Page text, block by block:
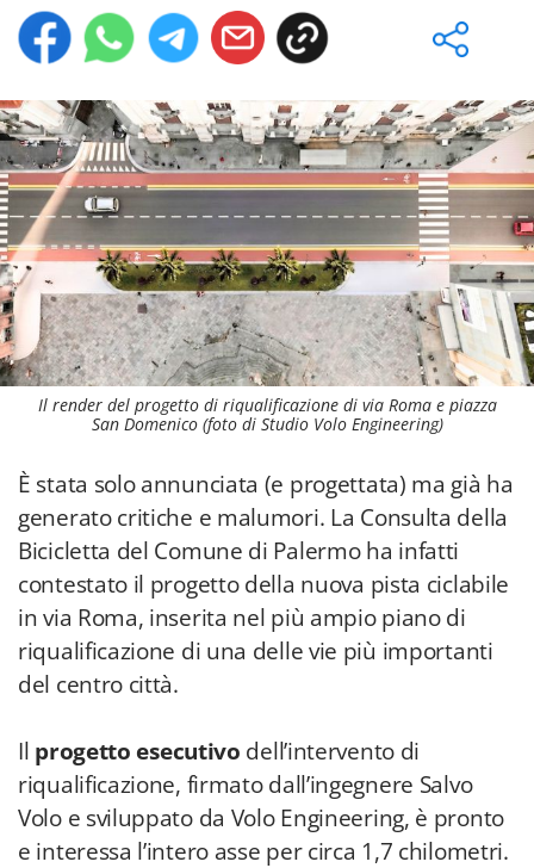
Il render del progetto di riqualificazione di via Roma e piazza
San Domenico (foto di Studio Volo Engineering)
È stata solo annunciata (e progettata) ma già ha
generato critiche e malumori. La Consulta della
Bicicletta del Comune di Palermo ha infatti
contestato il progetto della nuova pista ciclabile
in via Roma, inserita nel più ampio piano di
riqualificazione di una delle vie più importanti
del centro città.
Il progetto esecutivo dell’intervento di
riqualificazione, firmato dall’ingegnere Salvo
Volo e sviluppato da Volo Engineering, è pronto
e interessa l’intero asse per circa 1,7 chilometri.